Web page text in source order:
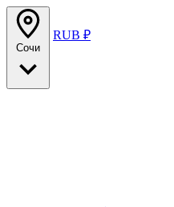
Сочи
RUB ₽